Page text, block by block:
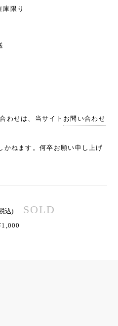
限り
わせは、当サイト お問い合わせ
かねます。何卒お願い申し上げ
込) SOLD